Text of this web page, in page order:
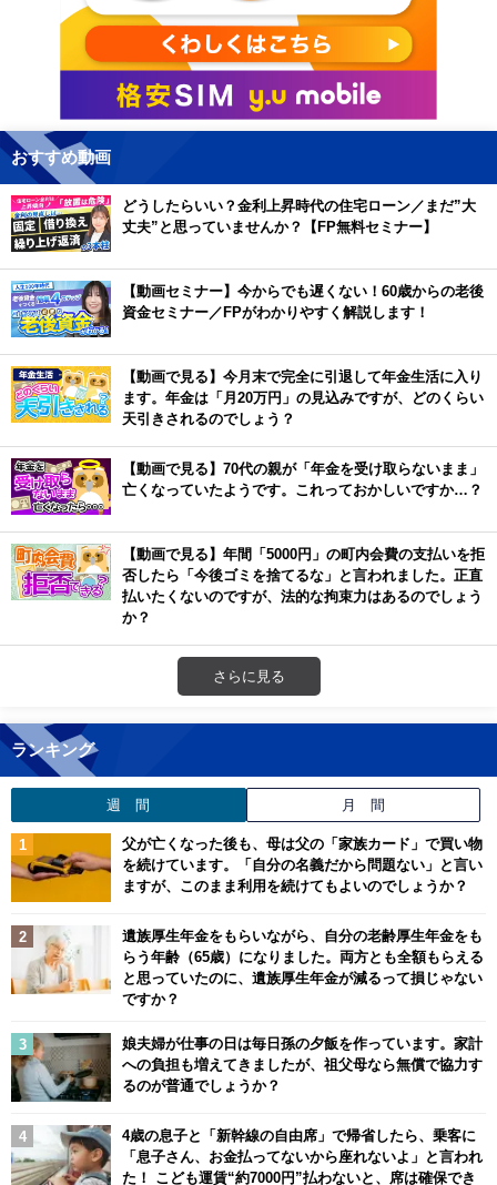
おすすめ動画
どうしたらいい？金利上昇時代の住宅ローン／まだ”大
丈夫”と思っていませんか？【FP無料セミナー】
【動画セミナー】今からでも遅くない！60歳からの老後
資金セミナー／FPがわかりやすく解説します！
【動画で見る】今月末で完全に引退して年金生活に入り
ます。年金は「月20万円」の見込みですが、どのくらい
天引きされるのでしょう？
【動画で見る】70代の親が「年金を受け取らないまま」
亡くなっていたようです。これっておかしいですか…？
【動画で見る】年間「5000円」の町内会費の支払いを拒
否したら「今後ゴミを捨てるな」と言われました。正直
払いたくないのですが、法的な拘束力はあるのでしょう
か？
さらに見る
ランキング
週 間 月 間
父が亡くなった後も、母は父の「家族カード」で買い物
を続けています。「自分の名義だから問題ない」と言い
ますが、このまま利用を続けてもよいのでしょうか？
遺族厚生年金をもらいながら、自分の老齢厚生年金をも
らう年齢（65歳）になりました。両方とも全額もらえる
と思っていたのに、遺族厚生年金が減るって損じゃない
ですか？
娘夫婦が仕事の日は毎日孫の夕飯を作っています。家計
への負担も増えてきましたが、祖父母なら無償で協力す
るのが普通でしょうか？
4歳の息子と「新幹線の自由席」で帰省したら、乗客に
「息子さん、お金払ってないから座れないよ」と言われ
た！ こども運賃“約7000円”払わないと、席は確保でき